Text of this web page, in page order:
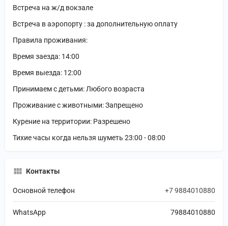
Встреча на ж/д вокзале
Встреча в аэропорту : за дополнительную оплату
Правила проживания:
Время заезда: 14:00
Время выезда: 12:00
Принимаем с детьми: Любого возраста
Проживание с животными: Запрещено
Курение на территории: Разрешено
Тихие часы когда нельзя шуметь 23:00 - 08:00
Контакты
Основной телефон +7 9884010880
WhatsApp 79884010880